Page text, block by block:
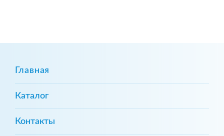
Главная
Каталог
Контакты